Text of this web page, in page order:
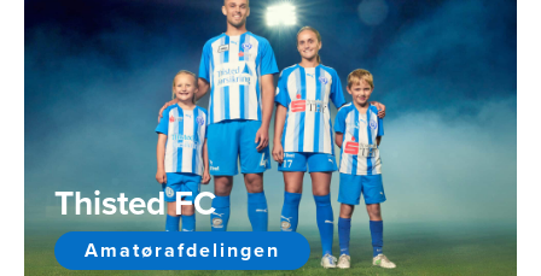
Thisted FC
Amatørafdelingen